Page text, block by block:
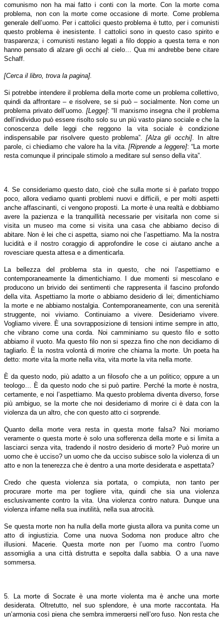
comunismo non ha mai fatto i conti con la morte. Con la morte coma
problema, non con la morte come occasione di morte. Come problema
generale dell’uomo. Per i cattolici questo problema è tutto, per i comunisti
questo problema è inesistente. I cattolici sono in questo caso spirito e
trasparenza; i comunisti restano legati a filo doppio a questa terra e non
hanno pensato di alzare gli occhi al cielo… Qua mi andrebbe bene citare
Schaff.
[Cerca il libro, trova la pagina].
Si potrebbe intendere il problema della morte come un problema collettivo,
quindi da affrontare – e risolvere, se si può – socialmente. Non come un
problema privato dell’uomo. [Legge]: “Il marxismo insegna che il problema
dell’individuo può essere risolto solo su un più vasto piano sociale e che la
conoscenza delle leggi che reggono la vita sociale è condizione
indispensabile par risolvere questo problema”.[Alza gli occhi]. In altre
parole, ci chiediamo che valore ha la vita.[Riprende a leggere]: “La morte
resta comunque il principale stimolo a meditare sul senso della vita”.
4. Se consideriamo questo dato, cioè che sulla morte si è parlato troppo
poco, allora vediamo quanti problemi nuovi e difficili, e per molti aspetti
anche affascinanti, ci vengono proposti. La morte è una realtà e dobbiamo
avere la pazienza e la tranquillità necessarie per visitarla non come si
visita un museo ma come si visita una casa che abbiamo deciso di
abitare. Non è lei che ci aspetta, siamo noi che l’aspettiamo. Ma la nostra
lucidità e il nostro coraggio di approfondire le cose ci aiutano anche a
rovesciare questa attesa e a dimenticarla.
La bellezza del problema sta in questo, che noi l’aspettiamo e
contemporaneamente la dimentichiamo. I due momenti si mescolano e
producono un brivido dei sentimenti che rappresenta il fascino profondo
della vita. Aspettiamo la morte o abbiamo desiderio di lei; dimentichiamo
la morte e ne abbiamo nostalgia. Contemporaneamente, con una serenità
struggente, noi viviamo. Continuiamo a vivere. Desideriamo vivere.
Vogliamo vivere. È una sovrapposizione di tensioni intime sempre in atto,
che vibrano come una corda. Noi camminiamo su questo filo e sotto
abbiamo il vuoto. Ma questo filo non si spezza fino che non decidiamo di
tagliarlo. È la nostra volontà di morire che chiama la morte. Un poeta ha
detto: morte vita la morte nella vita, vita morte la vita nella morte.
È da questo nodo, più adatto a un filosofo che a un politico; oppure a un
teologo… È da questo nodo che si può partire. Perché la morte è nostra,
certamente, e noi l’aspettiamo. Ma questo problema diventa diverso, forse
più ambiguo, se la morte che noi desideriamo di morire ci è data con la
violenza da un altro, che con questo atto ci sorprende.
Quanto della morte vera resta in questa morte falsa? Noi moriamo
veramente o questa morte è solo una sofferenza della morte e si limita a
lasciarci senza vita, tradendo il nostro desiderio di morte? Può morire un
uomo che è ucciso? un uomo che da ucciso subisce solo la violenza di un
atto e non la tenerezza che è dentro a una morte desiderata e aspettata?
Credo che questa violenza sia portata, o compiuta, non tanto per
procurare morte ma per togliere vita, quindi che sia una violenza
esclusivamente contro la vita. Una violenza contro natura. Dunque una
violenza infame nella sua inutilità, nella sua atrocità.
Se questa morte non ha nulla della morte giusta allora va punita come un
atto di ingiustizia. Come una nuova Sodoma non produce altro che
illusioni. Macerie. Questa morte non per l’uomo ma contro l’uomo
assomiglia a una città distrutta e sepolta dalla sabbia. O a una nave
sommersa.
5. La morte di Socrate è una morte violenta ma è anche una morte
desiderata. Oltretutto, nel suo splendore, è una morte raccontata. Ha
un’armonia così piena che sembra immergersi nell’oro fuso. Non resta che